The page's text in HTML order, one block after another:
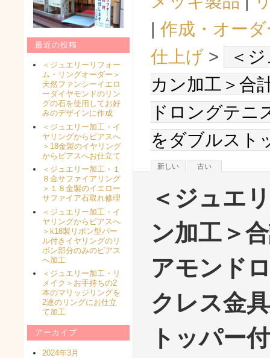
| 作成・オーダ
仕上げ >
＜
カン加工＞合
ドロングテニ
をダブルスト
新しい 古い
＜ジュエ
ン加工＞
アモンド
クレス金
トッパー
最近の投稿
＜ジュエリーリフォー
ム・リングオーダー＞
天然ファンシーイエロ
ーダイヤモンドのリン
グの石を使用してお好
みのデザインに作成
＜ジュエリー加工・イ
ヤリングからピアスへ
＞18金製のイヤリング
からピアスへお仕立て
＜ジュエリー加工・１
８金サファイアリング
＞１８金製のイエロー
サファイア石取れ修理
＜ジュエリー加工・イ
ヤリングからピアスへ
＞k18製リボン型パー
ル付きイヤリングのリ
ボン部分のみのピアス
へ加工
＜ジュエリー加工・リ
メイク＞お手持ちの2
本のマリッジリングを
2連のリングにお仕立
て加工
アーカイブ
2024年3月